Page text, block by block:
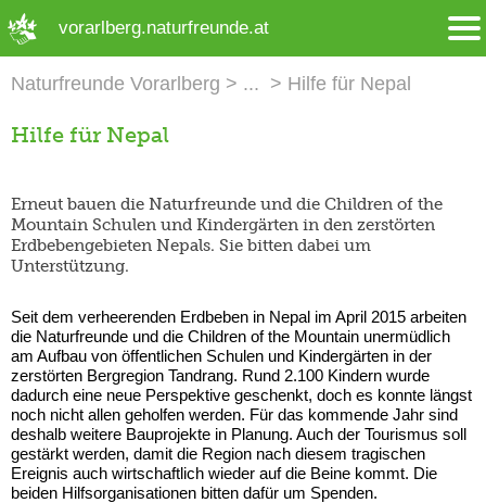
vorarlberg.naturfreunde.at
Naturfreunde Vorarlberg Hilfe für Nepal
Hilfe für Nepal
Erneut bauen die Naturfreunde und die Children of the
Mountain Schulen und Kindergärten in den zerstörten
Erdbebengebieten Nepals. Sie bitten dabei um
Unterstützung.
Seit dem verheerenden Erdbeben in Nepal im April 2015 arbeiten
die Naturfreunde und die Children of the Mountain unermüdlich
am Aufbau von öffentlichen Schulen und Kindergärten in der
zerstörten Bergregion Tandrang. Rund 2.100 Kindern wurde
dadurch eine neue Perspektive geschenkt, doch es konnte längst
noch nicht allen geholfen werden. Für das kommende Jahr sind
deshalb weitere Bauprojekte in Planung. Auch der Tourismus soll
gestärkt werden, damit die Region nach diesem tragischen
Ereignis auch wirtschaftlich wieder auf die Beine kommt. Die
beiden Hilfsorganisationen bitten dafür um Spenden.